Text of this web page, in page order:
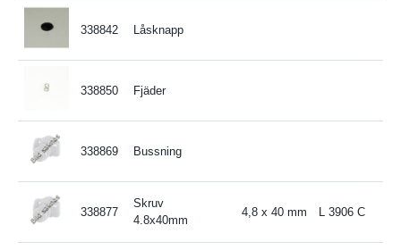
338842 Låsknapp
338850 Fjäder
338869 Bussning
338877
Skruv
4.8x40mm
4,8 x 40 mm L 3906 C